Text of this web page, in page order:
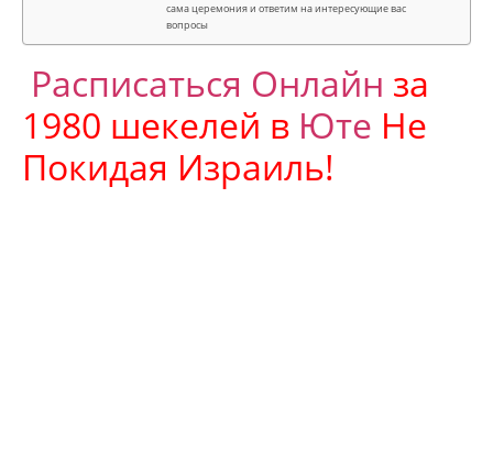
сама церемония и ответим на интересующие вас
вопросы
Расписаться Онлайн за
1980 шекелей в Юте Не
Покидая Израиль!